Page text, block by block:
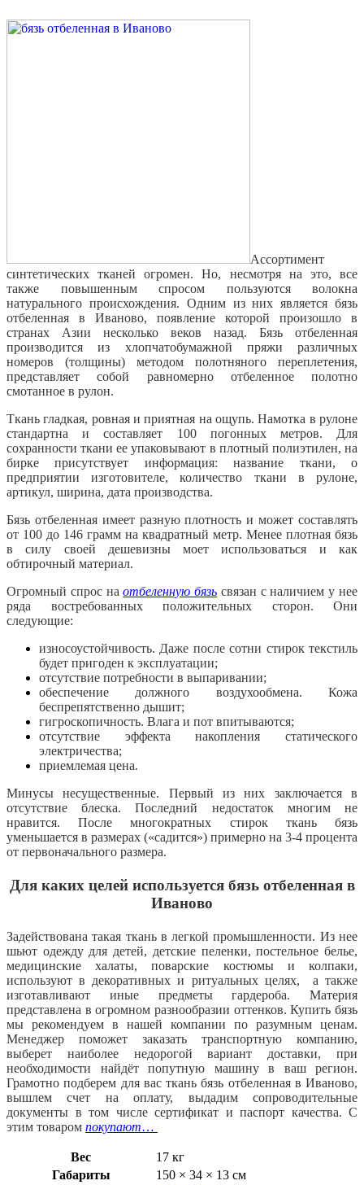
Ассортимент
синтетических тканей огромен. Но, несмотря на это, все
также повышенным спросом пользуются волокна
натурального происхождения. Одним из них является бязь
отбеленная в Иваново, появление которой произошло в
странах Азии несколько веков назад. Бязь отбеленная
производится из хлопчатобумажной пряжи различных
номеров (толщины) методом полотняного переплетения,
представляет собой равномерно отбеленное полотно
смотанное в рулон.
Ткань гладкая, ровная и приятная на ощупь. Намотка в рулоне
стандартна и составляет 100 погонных метров. Для
сохранности ткани ее упаковывают в плотный полиэтилен, на
бирке присутствует информация: название ткани, о
предприятии изготовителе, количество ткани в рулоне,
артикул, ширина, дата производства.
Бязь отбеленная имеет разную плотность и может составлять
от 100 до 146 грамм на квадратный метр. Менее плотная бязь
в силу своей дешевизны моет использоваться и как
обтирочный материал.
Огромный спрос наотбеленную бязь связан с наличием у нее
ряда востребованных положительных сторон. Они
следующие:
износоустойчивость. Даже после сотни стирок текстиль
будет пригоден к эксплуатации;
отсутствие потребности в выпаривании;
обеспечение должного воздухообмена. Кожа
беспрепятственно дышит;
гигроскопичность. Влага и пот впитываются;
отсутствие эффекта накопления статического
электричества;
приемлемая цена.
Минусы несущественные. Первый из них заключается в
отсутствие блеска. Последний недостаток многим не
нравится. После многократных стирок ткань бязь
уменьшается в размерах («садится») примерно на 3-4 процента
от первоначального размера.
Для каких целей используется бязь отбеленная в
Иваново
Задействована такая ткань в легкой промышленности. Из нее
шьют одежду для детей, детские пеленки, постельное белье,
медицинские халаты, поварские костюмы и колпаки,
используют в декоративных и ритуальных целях, а также
изготавливают иные предметы гардероба. Материя
представлена в огромном разнообразии оттенков. Купить бязь
мы рекомендуем в нашей компании по разумным ценам.
Менеджер поможет заказать транспортную компанию,
выберет наиболее недорогой вариант доставки, при
необходимости найдёт попутную машину в ваш регион.
Грамотно подберем для вас ткань бязь отбеленная в Иваново,
вышлем счет на оплату, выдадим сопроводительные
документы в том числе сертификат и паспорт качества. С
этим товаром покупают…
Вес
17 кг
Габариты
150 × 34 × 13 см